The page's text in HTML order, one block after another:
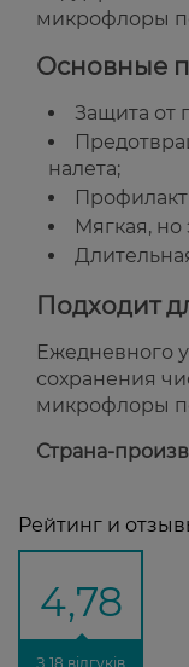
микрофлоры
Основные
Защита от
налета;
Мягкая,
Подходит
Ежедневного
сохранения
микрофлоры
Страна-
Рейтинг и
4,78
З 18 відгуків